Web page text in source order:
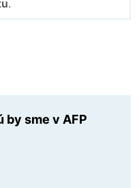
.
by sme v AFP